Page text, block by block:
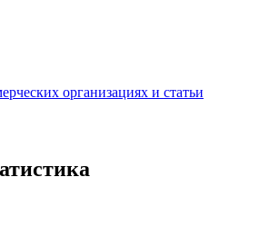
организациях и статьи